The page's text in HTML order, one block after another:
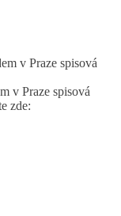
v Praze spisová
v Praze spisová
zde: